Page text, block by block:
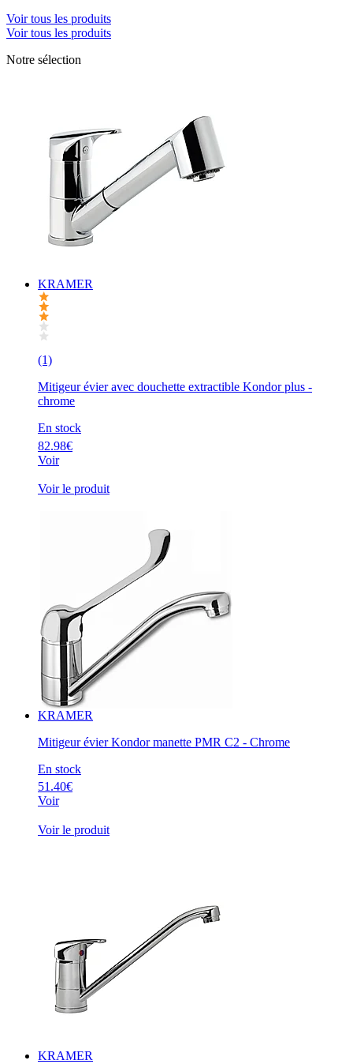
Voir tous les produits
Voir tous les produits
Notre sélection
KRAMER
(1)
Mitigeur évier avec douchette extractible Kondor plus -
chrome
En stock
82.98€
Voir
Voir le produit
KRAMER
Mitigeur évier Kondor manette PMR C2 - Chrome
En stock
51.40€
Voir
Voir le produit
KRAMER